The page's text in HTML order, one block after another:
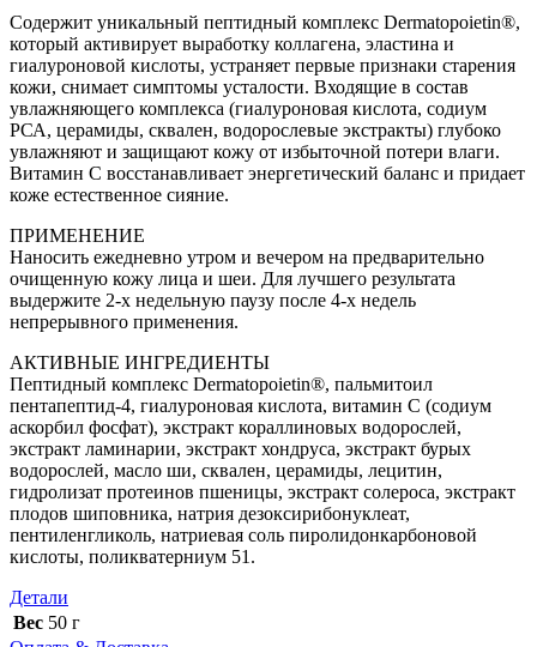
Содержит уникальный пептидный комплекс Dermatopoietin®,
который активирует выработку коллагена, эластина и
гиалуроновой кислоты, устраняет первые признаки старения
кожи, снимает симптомы усталости. Входящие в состав
увлажняющего комплекса (гиалуроновая кислота, содиум
РСА, церамиды, сквален, водорослевые экстракты) глубоко
увлажняют и защищают кожу от избыточной потери влаги.
Витамин С восстанавливает энергетический баланс и придает
коже естественное сияние.
ПРИМЕНЕНИЕ
Наносить ежедневно утром и вечером на предварительно
очищенную кожу лица и шеи. Для лучшего результата
выдержите 2-х недельную паузу после 4-х недель
непрерывного применения.
АКТИВНЫЕ ИНГРЕДИЕНТЫ
Пептидный комплекс Dermatopoietin®, пальмитоил
пентапептид-4, гиалуроновая кислота, витамин С (содиум
аскорбил фосфат), экстракт кораллиновых водорослей,
экстракт ламинарии, экстракт хондруса, экстракт бурых
водорослей, масло ши, сквален, церамиды, лецитин,
гидролизат протеинов пшеницы, экстракт солероса, экстракт
плодов шиповника, натрия дезоксирибонуклеат,
пентиленгликоль, натриевая соль пиролидонкарбоновой
кислоты, поликватерниум 51.
Детали
Вес 50 г